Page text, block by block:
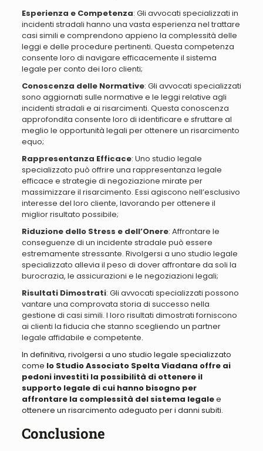
Esperienza e Competenza: Gli avvocati specializzati in
incidenti stradali hanno una vasta esperienza nel trattare
casi simili e comprendono appieno la complessità delle
leggi e delle procedure pertinenti. Questa competenza
consente loro di navigare efficacemente il sistema
legale per conto dei loro clienti;
Conoscenza delle Normative: Gli avvocati specializzati
sono aggiornati sulle normative e le leggi relative agli
incidenti stradali e ai risarcimenti. Questa conoscenza
approfondita consente loro di identificare e sfruttare al
meglio le opportunità legali per ottenere un risarcimento
equo;
Rappresentanza Efficace: Uno studio legale
specializzato può offrire una rappresentanza legale
efficace e strategie di negoziazione mirate per
massimizzare il risarcimento. Essi agiscono nell’esclusivo
interesse del loro cliente, lavorando per ottenere il
miglior risultato possibile;
Riduzione dello Stress e dell’Onere: Affrontare le
conseguenze di un incidente stradale può essere
estremamente stressante. Rivolgersi a uno studio legale
specializzato allevia il peso di dover affrontare da soli la
burocrazia, le assicurazioni e le negoziazioni legali;
Risultati Dimostrati: Gli avvocati specializzati possono
vantare una comprovata storia di successo nella
gestione di casi simili. I loro risultati dimostrati forniscono
ai clienti la fiducia che stanno scegliendo un partner
legale affidabile e competente.
In definitiva, rivolgersi a uno studio legale specializzato
come lo Studio Associato Spelta Viadana offre ai
pedoni investiti la possibilità di ottenere il
supporto legale di cui hanno bisogno per
affrontare la complessità del sistema legalee
ottenere un risarcimento adeguato per i danni subiti.
Conclusione